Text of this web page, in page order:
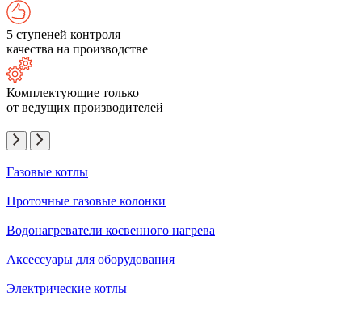
5 ступеней контроля
качества на производстве
Комплектующие только
от ведущих производителей
Газовые котлы
Проточные газовые колонки
Водонагреватели косвенного нагрева
Аксессуары для оборудования
Электрические котлы